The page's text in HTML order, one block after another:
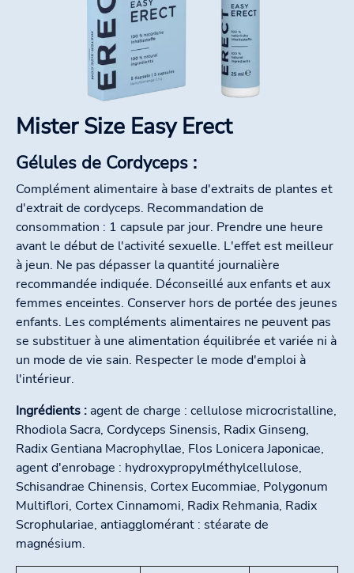
Mister Size Easy Erect
Gélules de Cordyceps :
Complément alimentaire à base d'extraits de plantes et
d'extrait de cordyceps. Recommandation de
consommation : 1 capsule par jour. Prendre une heure
avant le début de l'activité sexuelle. L'effet est meilleur
à jeun. Ne pas dépasser la quantité journalière
recommandée indiquée. Déconseillé aux enfants et aux
femmes enceintes. Conserver hors de portée des jeunes
enfants. Les compléments alimentaires ne peuvent pas
se substituer à une alimentation équilibrée et variée ni à
un mode de vie sain. Respecter le mode d'emploi à
l'intérieur.
Ingrédients :agent de charge : cellulose microcristalline,
Rhodiola Sacra, Cordyceps Sinensis, Radix Ginseng,
Radix Gentiana Macrophyllae, Flos Lonicera Japonicae,
agent d'enrobage : hydroxypropylméthylcellulose,
Schisandrae Chinensis, Cortex Eucommiae, Polygonum
Multiflori, Cortex Cinnamomi, Radix Rehmania, Radix
Scrophulariae, antiagglomérant : stéarate de
magnésium.